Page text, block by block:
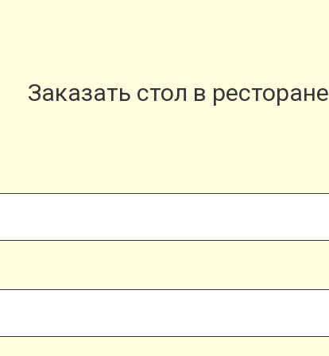
Заказать стол в ресторане